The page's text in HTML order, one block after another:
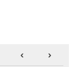
< >